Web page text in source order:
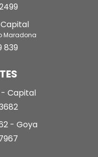
Maradona
839
- Capital
- Goya